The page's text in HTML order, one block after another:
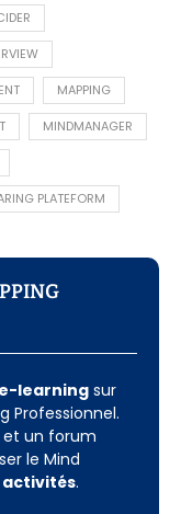
MAPPING
MINDMANAGER
PLATEFORM
e-learning sur
Professionnel.
et un forum
le Mind
activités.